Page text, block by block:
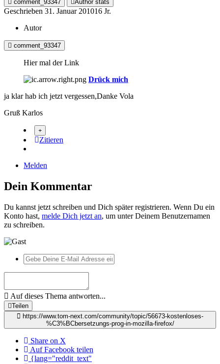
comment_93347 Author stats
Geschrieben 31. Januar 201016 Jr.
Autor
comment_93347
Hier mal der Link
Drück mich
ja klar hab ich jetzt vergessen,Danke Vola
Gruß Karlos
Zitieren
Melden
Dein Kommentar
Du kannst jetzt schreiben und Dich später registrieren. Wenn Du ein
Konto hast, melde Dich jetzt an, um unter Deinem Benutzernamen
zu schreiben.
Auf dieses Thema antworten...
Teilen
https://www.tom-next.com/community/topic/56673-kostenloses-
%C3%BCbersetzungs-prog-in-mozilla-firefox/
Share on X
Auf Facebook teilen
{lang="reddit_text"